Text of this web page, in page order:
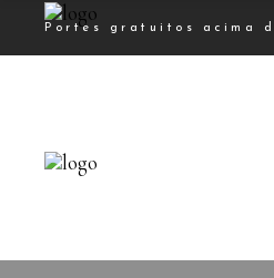
Portes gratuitos acima